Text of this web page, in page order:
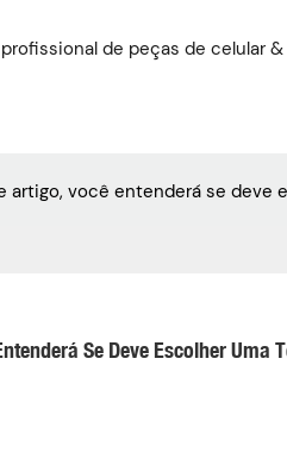
de peças de celular
artigo, você entenderá se deve
Se Deve Escolher Uma